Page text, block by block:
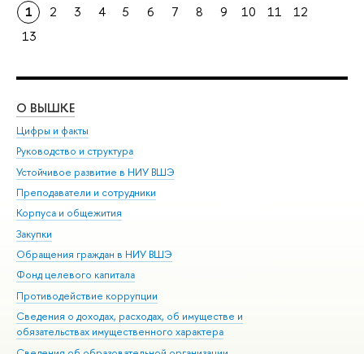
1 2 3 4 5 6 7 8 9 10 11
12
13
О ВЫШКЕ
Цифры и факты
Руководство и структура
Устойчивое развитие в НИУ ВШЭ
Преподаватели и сотрудники
Корпуса и общежития
Закупки
Обращения граждан в НИУ ВШЭ
Фонд целевого капитала
Противодействие коррупции
Сведения о доходах, расходах, об имуществе и
обязательствах имущественного характера